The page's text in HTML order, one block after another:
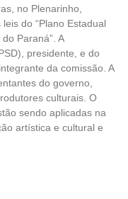
no Plenarinho,
do “Plano Estadual
Paraná”. A
presidente, e do
da comissão. A
do governo,
culturais. O
sendo aplicadas na
artística e cultural e